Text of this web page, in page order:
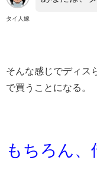
タイ人嫁
そんな感じでディス
で買うことになる。
もちろん、